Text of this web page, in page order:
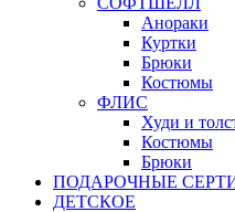
Анораки
Куртки
Брюки
Костюмы
ФЛИС
Худи и
Костюмы
Брюки
ПОДАРОЧНЫЕ
ДЕТСКОЕ